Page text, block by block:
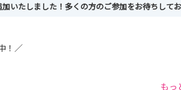
いたしました！多くの方のご参加をお待ちして
！／
もっ